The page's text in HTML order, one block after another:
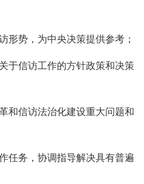
势，为中央决策提供参考；
信访工作的方针政策和决策
信访法治化建设重大问题和
务，协调指导解决具有普遍